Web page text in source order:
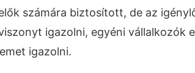
számára biztosított, de az
igazolni, egyéni vállalkozók
igazolni.